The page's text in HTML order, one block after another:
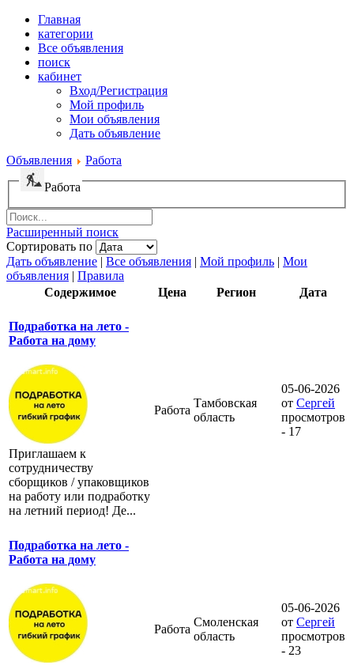
Главная
категории
Все объявления
поиск
кабинет
Вход/Регистрация
Мой профиль
Мои объявления
Дать объявление
Объявления
Работа
Работа
Расширенный поиск
Сортировать по
Дать объявление | Все объявления | Мой профиль | Мои
объявления | Правила
Содержимое
Цена Регион Дата
Подработка на лето -
Работа на дому
Приглашаем к
сотрудничеству
сборщиков / упаковщиков
на работу или подработку
на летний период! Де...
Работа
Тамбовская
область
05-06-2026
от Сергей
просмотров
- 17
Подработка на лето -
Работа на дому
Работа
Смоленская
область
05-06-2026
от Сергей
просмотров
- 23